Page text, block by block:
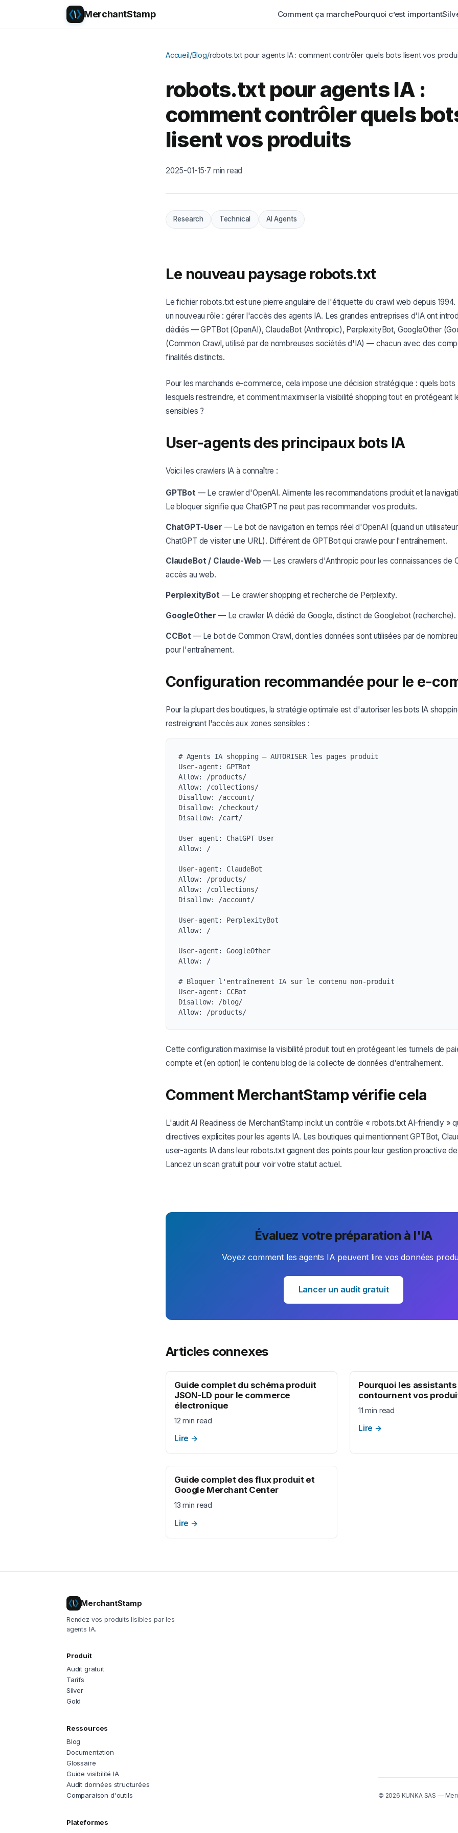
MerchantStamp Comment ça marchePourquoi c’est important
Accueil/Blog/robots.txt pour agents IA : comment contrôler quels bots lisent vos
robots.txt pour agents IA :
comment contrôler quels
lisent vos produits
2025-01-15·7 min read
Research Technical AI Agents
Le nouveau paysage robots.txt
Le fichier robots.txt est une pierre angulaire de l'étiquette du crawl web depuis 1994.
un nouveau rôle : gérer l'accès des agents IA. Les grandes entreprises d'IA ont
dédiés — GPTBot (OpenAI), ClaudeBot (Anthropic), PerplexityBot, GoogleOther
(Common Crawl, utilisé par de nombreuses sociétés d'IA) — chacun avec des
finalités distincts.
Pour les marchands e-commerce, cela impose une décision stratégique : quels bots
lesquels restreindre, et comment maximiser la visibilité shopping tout en protégeant
sensibles ?
User-agents des principaux bots IA
Voici les crawlers IA à connaître :
GPTBot — Le crawler d'OpenAI. Alimente les recommandations produit et la
Le bloquer signifie que ChatGPT ne peut pas recommander vos produits.
ChatGPT-User — Le bot de navigation en temps réel d'OpenAI (quand un
ChatGPT de visiter une URL). Différent de GPTBot qui crawle pour l'entraînement.
ClaudeBot / Claude-Web — Les crawlers d'Anthropic pour les connaissances de
accès au web.
PerplexityBot— Le crawler shopping et recherche de Perplexity.
GoogleOther — Le crawler IA dédié de Google, distinct de Googlebot (recherche).
CCBot — Le bot de Common Crawl, dont les données sont utilisées par de
pour l'entraînement.
Configuration recommandée pour le e-
Pour la plupart des boutiques, la stratégie optimale est d'autoriser les bots IA
restreignant l'accès aux zones sensibles :
# Agents IA shopping — AUTORISER les pages produit
User-agent: GPTBot
Allow: /products/
Allow: /collections/
Disallow: /account/
Disallow: /checkout/
Disallow: /cart/
User-agent: ChatGPT-User
Allow: /
User-agent: ClaudeBot
Allow: /products/
Allow: /collections/
Disallow: /account/
User-agent: PerplexityBot
Allow: /
User-agent: GoogleOther
Allow: /
# Bloquer l'entraînement IA sur le contenu non-produit
User-agent: CCBot
Disallow: /blog/
Allow: /products/
Cette configuration maximise la visibilité produit tout en protégeant les tunnels de
compte et (en option) le contenu blog de la collecte de données d'entraînement.
Comment MerchantStamp vérifie cela
L'audit AI Readiness de MerchantStamp inclut un contrôle « robots.txt AI-friendly »
directives explicites pour les agents IA. Les boutiques qui mentionnent GPTBot,
user-agents IA dans leur robots.txt gagnent des points pour leur gestion proactive
Lancez un scan gratuit pour voir votre statut actuel.
Évaluez votre préparation à l'IA
Voyez comment les agents IA peuvent lire vos données
Lancer un audit gratuit
Articles connexes
Guide complet du schéma produit
JSON-LD pour le commerce
électronique
12 min read
Lire →
Pourquoi les
contournent vos
11 min read
Lire →
Guide complet des flux produit et
Google Merchant Center
13 min read
Lire →
MerchantStamp
Rendez vos produits lisibles par les
agents IA.
Produit
Audit gratuit
Tarifs
Silver
Gold
Ressources
Blog
Documentation
Glossaire
Guide visibilité IA
Audit données structurées
Comparaison d'outils
Plateformes
© 2026 KUNKA SAS —